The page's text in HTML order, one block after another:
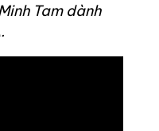
Tam dành